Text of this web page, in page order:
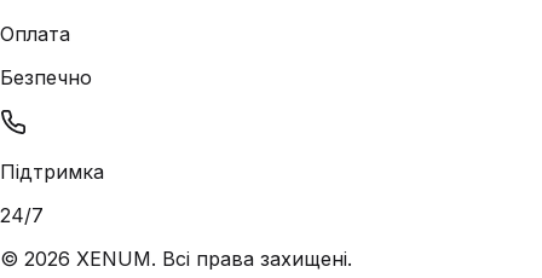
Оплата
Безпечно
Підтримка
24/7
© 2026 XENUM. Всі права захищені.